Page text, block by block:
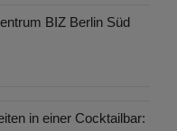
BIZ Berlin Süd
in einer Cocktailbar: